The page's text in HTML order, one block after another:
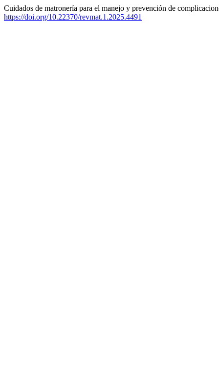
Cuidados de matronería para el manejo y prevención de
https://doi.org/10.22370/revmat.1.2025.4491